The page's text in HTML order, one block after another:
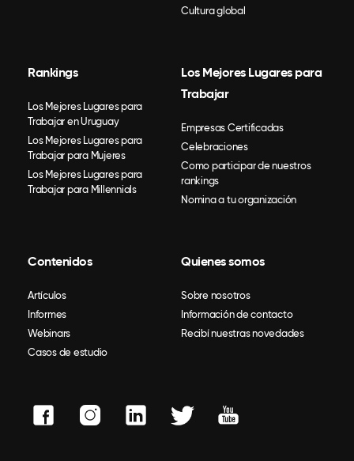
Cultura global
Rankings
Los Mejores Lugares para
Trabajar en Uruguay
Los Mejores Lugares para
Trabajar para Mujeres
Los Mejores Lugares para
Trabajar para Millennials
Los Mejores Lugares para
Trabajar
Empresas Certificadas
Celebraciones
Como participar de nuestros
rankings
Nomina a tu organización
Contenidos
Artículos
Informes
Webinars
Casos de estudio
Quienes somos
Sobre nosotros
Información de contacto
Recibí nuestras novedades